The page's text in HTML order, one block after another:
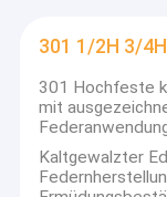
Produkte
Videos
301 1/2H 3/
301 Hochfeste
mit
Kaltgewalzter
Shanxi Taigang
Entwicklung von
und hat einen
und langlebigen
Edelstahl bestehen.